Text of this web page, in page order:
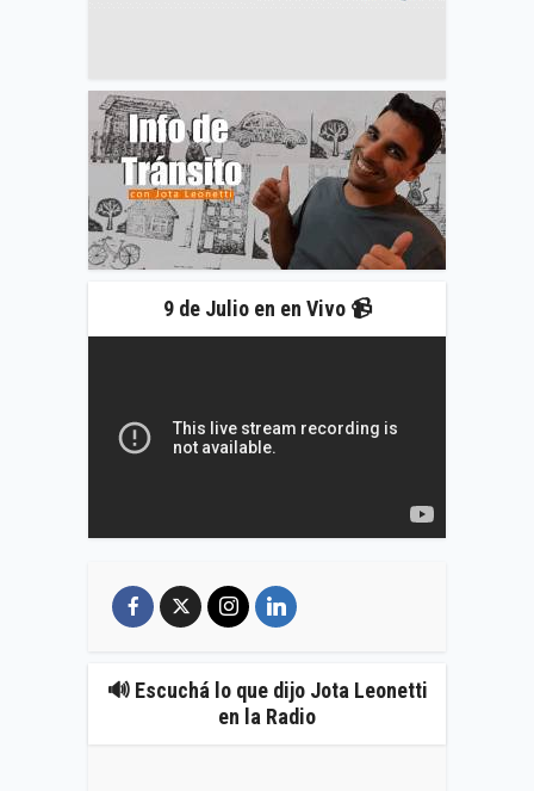
9 de Julio en en Vivo 📹
🔊 Escuchá lo que dijo Jota Leonetti
en la Radio